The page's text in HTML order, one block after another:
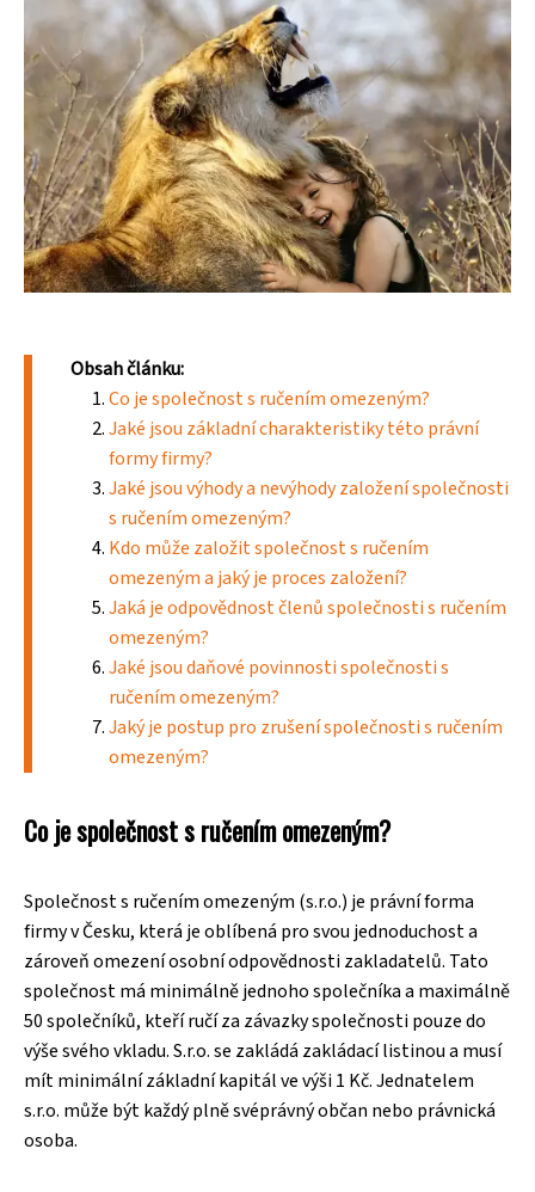
Obsah článku:
Co je společnost s ručením omezeným?
Jaké jsou základní charakteristiky této právní
formy firmy?
Jaké jsou výhody a nevýhody založení společnosti
s ručením omezeným?
Kdo může založit společnost s ručením
omezeným a jaký je proces založení?
Jaká je odpovědnost členů společnosti s ručením
omezeným?
Jaké jsou daňové povinnosti společnosti s
ručením omezeným?
Jaký je postup pro zrušení společnosti s ručením
omezeným?
Co je společnost s ručením omezeným?
Společnost s ručením omezeným (s.r.o.) je právní forma
firmy v Česku, která je oblíbená pro svou jednoduchost a
zároveň omezení osobní odpovědnosti zakladatelů. Tato
společnost má minimálně jednoho společníka a maximálně
50 společníků, kteří ručí za závazky společnosti pouze do
výše svého vkladu. S.r.o. se zakládá zakládací listinou a musí
mít minimální základní kapitál ve výši 1 Kč. Jednatelem
s.r.o. může být každý plně svéprávný občan nebo právnická
osoba.